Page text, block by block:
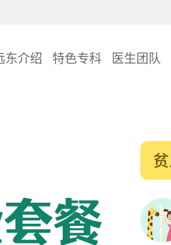
东介绍 特色专科 医生团队